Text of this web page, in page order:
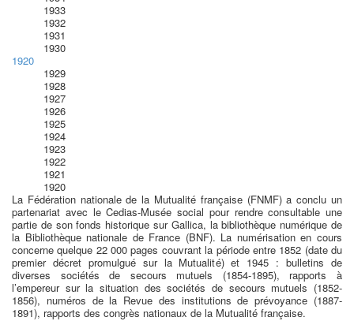
1933
1932
1931
1930
1920
1929
1928
1927
1926
1925
1924
1923
1922
1921
1920
La Fédération nationale de la Mutualité française (FNMF) a conclu un
partenariat avec le Cedias-Musée social pour rendre consultable une
partie de son fonds historique sur Gallica, la bibliothèque numérique de
la Bibliothèque nationale de France (BNF). La numérisation en cours
concerne quelque 22 000 pages couvrant la période entre 1852 (date du
premier décret promulgué sur la Mutualité) et 1945 : bulletins de
diverses sociétés de secours mutuels (1854-1895), rapports à
l’empereur sur la situation des sociétés de secours mutuels (1852-
1856), numéros de la Revue des institutions de prévoyance (1887-
1891), rapports des congrès nationaux de la Mutualité française.